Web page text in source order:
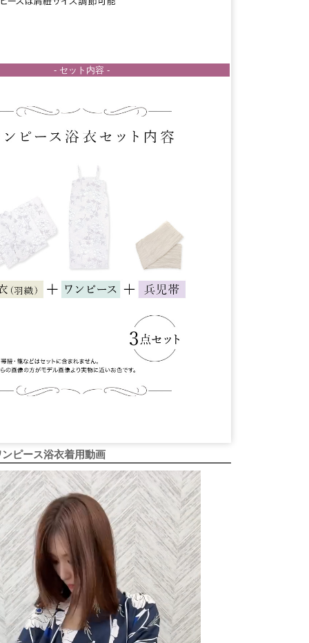
- セット内容 -
ピース浴衣着用動画